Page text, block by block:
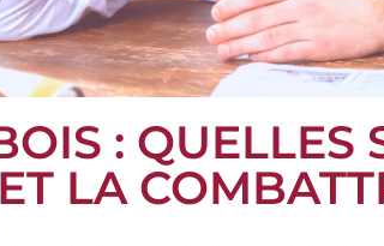
: QUELLES
LA